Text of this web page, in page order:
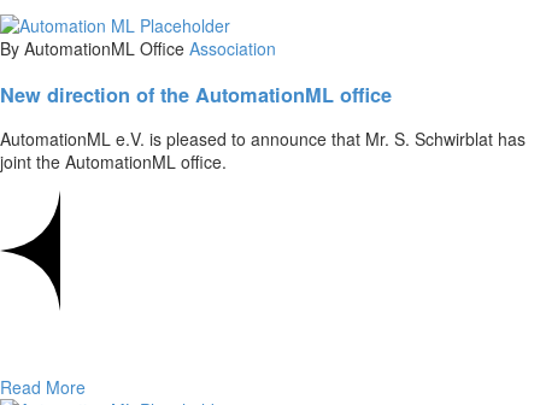
By AutomationML Office Association
New direction of the AutomationML office
AutomationML e.V. is pleased to announce that Mr. S. Schwirblat has
joint the AutomationML office.
Read More